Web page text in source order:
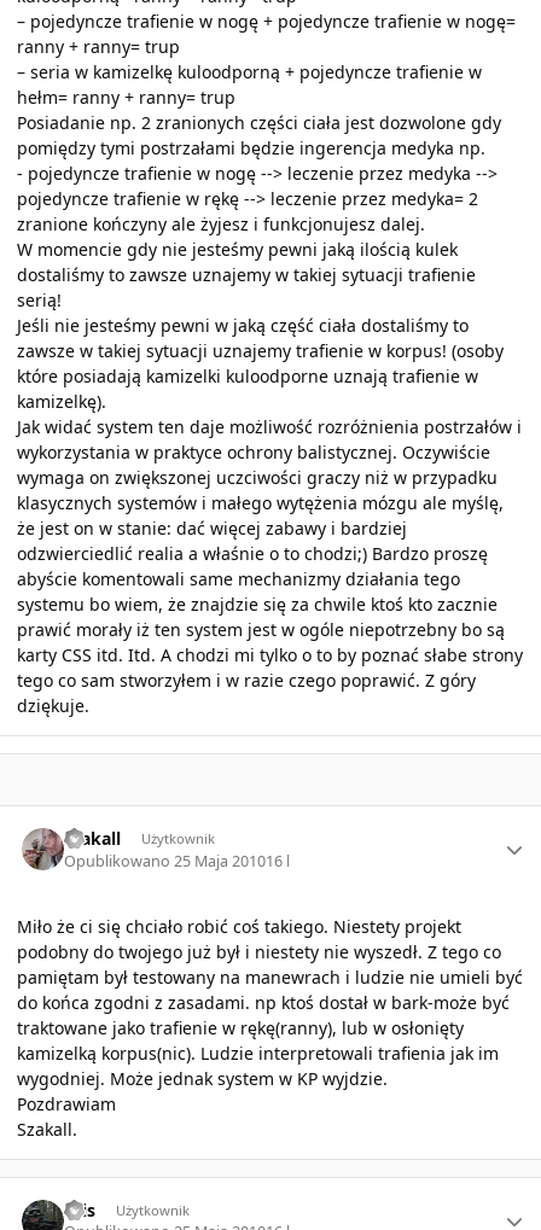
– pojedyncze trafienie w nogę + pojedyncze trafienie w nogę=
ranny + ranny= trup
– seria w kamizelkę kuloodporną + pojedyncze trafienie w
hełm= ranny + ranny= trup
Posiadanie np. 2 zranionych części ciała jest dozwolone gdy
pomiędzy tymi postrzałami będzie ingerencja medyka np.
- pojedyncze trafienie w nogę --> leczenie przez medyka -->
pojedyncze trafienie w rękę --> leczenie przez medyka= 2
zranione kończyny ale żyjesz i funkcjonujesz dalej.
W momencie gdy nie jesteśmy pewni jaką ilością kulek
dostaliśmy to zawsze uznajemy w takiej sytuacji trafienie
serią!
Jeśli nie jesteśmy pewni w jaką część ciała dostaliśmy to
zawsze w takiej sytuacji uznajemy trafienie w korpus! (osoby
które posiadają kamizelki kuloodporne uznają trafienie w
kamizelkę).
Jak widać system ten daje możliwość rozróżnienia postrzałów i
wykorzystania w praktyce ochrony balistycznej. Oczywiście
wymaga on zwiększonej uczciwości graczy niż w przypadku
klasycznych systemów i małego wytężenia mózgu ale myślę,
że jest on w stanie: dać więcej zabawy i bardziej
odzwierciedlić realia a właśnie o to chodzi;) Bardzo proszę
abyście komentowali same mechanizmy działania tego
systemu bo wiem, że znajdzie się za chwile ktoś kto zacznie
prawić morały iż ten system jest w ogóle niepotrzebny bo są
karty CSS itd. Itd. A chodzi mi tylko o to by poznać słabe strony
tego co sam stworzyłem i w razie czego poprawić. Z góry
dziękuje.
szakall Użytkownik
Opublikowano25 Maja 201016 l
Miło że ci się chciało robić coś takiego. Niestety projekt
podobny do twojego już był i niestety nie wyszedł. Z tego co
pamiętam był testowany na manewrach i ludzie nie umieli być
do końca zgodni z zasadami. np ktoś dostał w bark-może być
traktowane jako trafienie w rękę(ranny), lub w osłonięty
kamizelką korpus(nic). Ludzie interpretowali trafienia jak im
wygodniej. Może jednak system w KP wyjdzie.
Pozdrawiam
Szakall.
Kris Użytkownik